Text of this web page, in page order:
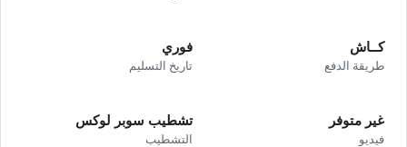
كــاش
طريقة الدفع
فوري
تاريخ التسليم
غير متوفر
فيديو
تشطيب سوبر لوكس
التشطيب